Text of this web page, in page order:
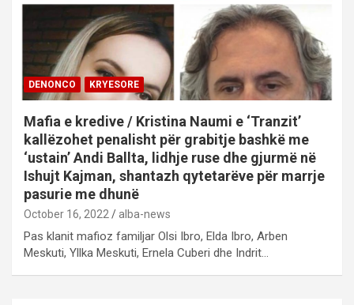
DENONCO KRYESORE
Mafia e kredive / Kristina Naumi e ‘Tranzit’
kallëzohet penalisht për grabitje bashkë me
‘ustain’ Andi Ballta, lidhje ruse dhe gjurmë në
Ishujt Kajman, shantazh qytetarëve për marrje
pasurie me dhunë
October 16, 2022 alba-news
Pas klanit mafioz familjar Olsi Ibro, Elda Ibro, Arben
Meskuti, Yllka Meskuti, Ernela Cuberi dhe Indrit…